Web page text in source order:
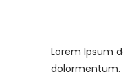
Lorem Ipsum
dolormentum.